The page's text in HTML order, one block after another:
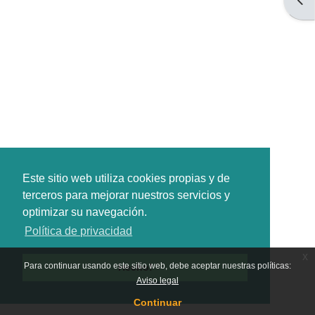
Este sitio web utiliza cookies propias y de
terceros para mejorar nuestros servicios y
optimizar su navegación.
Política de privacidad
Hecho!
Para continuar usando este sitio web, debe aceptar nuestras políticas:
Aviso legal
Continuar